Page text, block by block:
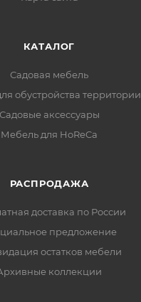
КАТАЛОГ
Садовая мебель
обустройства территории
Садовые аксессуары
Мебель для HoReCa
РАСПРОДАЖА
доставка по России
предложение
остатков мебели
коллекции